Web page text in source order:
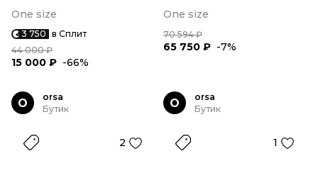
One size
3 750 в Сплит
44 000 ₽
15 000 ₽ -66%
One size
70 594 ₽
65 750 ₽ -7%
O
orsa
Бутик
2
O
orsa
Бутик
1